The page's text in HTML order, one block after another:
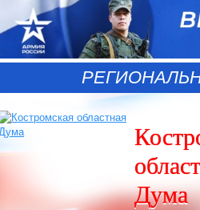
Дума